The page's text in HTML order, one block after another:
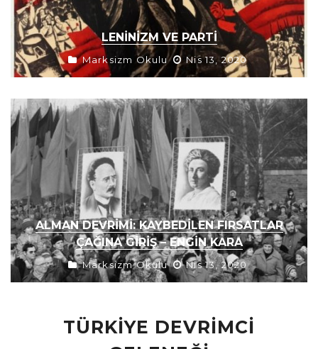
LENINIZM VE PARTI
Marksizm Okulu Nis 13, 2020
ALMAN DEVRIMI: KAYBEDILEN FIRSATLAR
ÇAĞINA GIRIŞ – ENGIN KARA
Marksizm Okulu Nis 13, 2020
TÜRKIYE DEVRIMCI